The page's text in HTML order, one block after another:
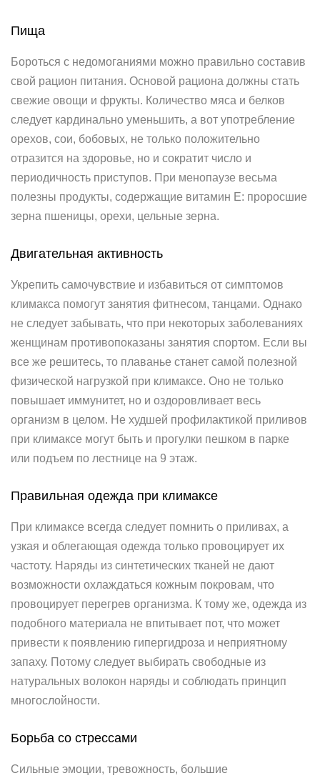
Пища
Бороться с недомоганиями можно правильно составив
свой рацион питания. Основой рациона должны стать
свежие овощи и фрукты. Количество мяса и белков
следует кардинально уменьшить, а вот употребление
орехов, сои, бобовых, не только положительно
отразится на здоровье, но и сократит число и
периодичность приступов. При менопаузе весьма
полезны продукты, содержащие витамин Е: проросшие
зерна пшеницы, орехи, цельные зерна.
Двигательная активность
Укрепить самочувствие и избавиться от симптомов
климакса помогут занятия фитнесом, танцами. Однако
не следует забывать, что при некоторых заболеваниях
женщинам противопоказаны занятия спортом. Если вы
все же решитесь, то плаванье станет самой полезной
физической нагрузкой при климаксе. Оно не только
повышает иммунитет, но и оздоровливает весь
организм в целом. Не худшей профилактикой приливов
при климаксе могут быть и прогулки пешком в парке
или подъем по лестнице на 9 этаж.
Правильная одежда при климаксе
При климаксе всегда следует помнить о приливах, а
узкая и облегающая одежда только провоцирует их
частоту. Наряды из синтетических тканей не дают
возможности охлаждаться кожным покровам, что
провоцирует перегрев организма. К тому же, одежда из
подобного материала не впитывает пот, что может
привести к появлению гипергидроза и неприятному
запаху. Потому следует выбирать свободные из
натуральных волокон наряды и соблюдать принцип
многослойности.
Борьба со стрессами
Сильные эмоции, тревожность, большие